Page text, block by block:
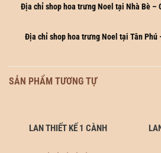
Địa chỉ shop hoa trưng Noel tại Nhà Bè –
Địa chỉ shop hoa trưng Noel tại Tân Phú
SẢN PHẨM TƯƠNG TỰ
LAN THIẾT KẾ 1 CÀNH